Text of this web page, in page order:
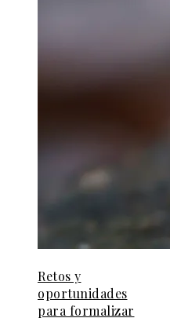
Retos y
oportunidades
para formalizar